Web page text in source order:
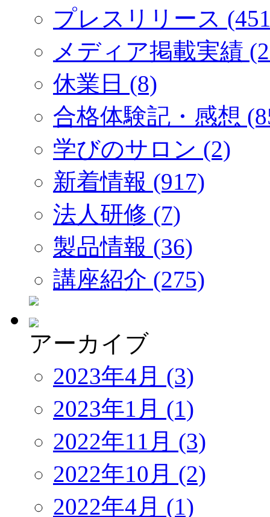
プレスリリース
メディア掲載実績
休業日 (8)
合格体験記・感想
学びのサロン (2)
新着情報 (917)
法人研修 (7)
製品情報 (36)
講座紹介 (275)
アーカイブ
2023年4月 (3)
2023年1月 (1)
2022年11月 (3)
2022年10月 (2)
2022年4月 (1)